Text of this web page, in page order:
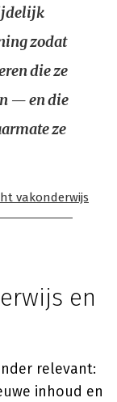
zodat
die ze
— en die
ze
vakonderwijs
en
relevant:
inhoud en